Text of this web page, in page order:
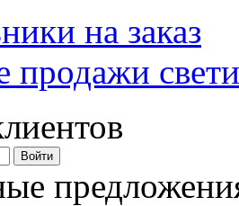
на заказ
продажи